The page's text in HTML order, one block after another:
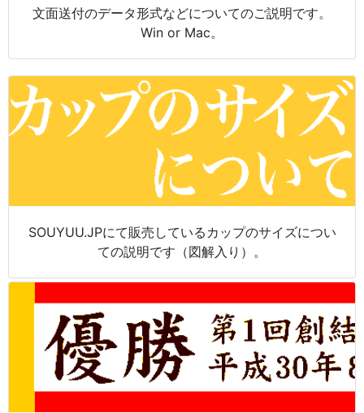
文面送付のデータ形式などについてのご説明です。
Win or Mac。
SOUYUU.JPにて販売しているカップのサイズについ
ての説明です（図解入り）。